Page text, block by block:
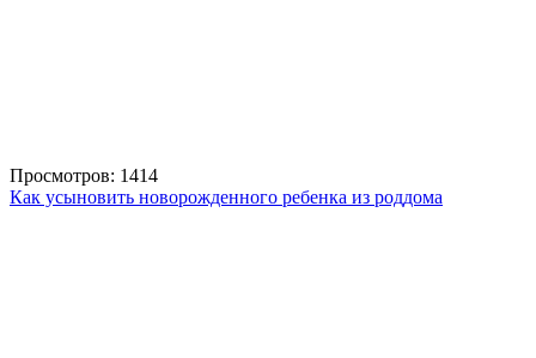
Просмотров: 1414
Как усыновить новорожденного ребенка из роддома